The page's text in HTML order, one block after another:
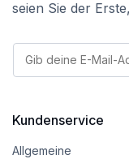
seien Sie der
M
l
E
M
lKundenservice
Allgemeine